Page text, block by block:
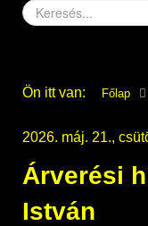
Keresés...
Ön itt van: Főlap
2026. máj. 21.,
Árverési
István